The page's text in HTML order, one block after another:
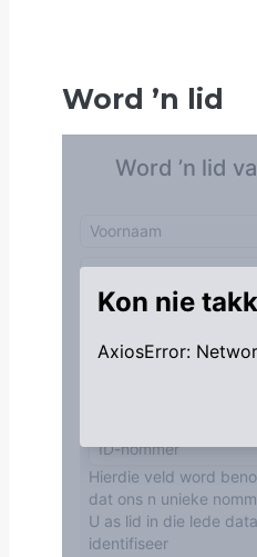
Word ’n lid